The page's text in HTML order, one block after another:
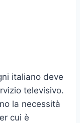
italiano deve
televisivo.
la necessità
cui è